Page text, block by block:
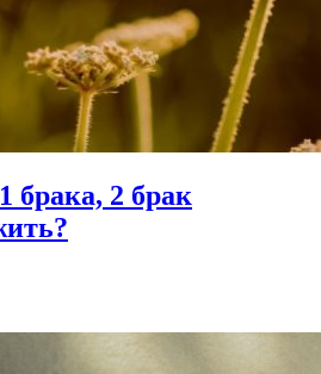
брака, 2 брак